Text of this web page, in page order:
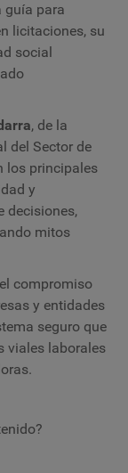
guía para
licitaciones, su
social
, de la
del Sector de
los principales
y
decisiones,
mitos
compromiso
y entidades
seguro que
viales laborales